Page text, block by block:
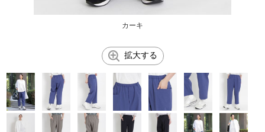
カーキ
拡大する